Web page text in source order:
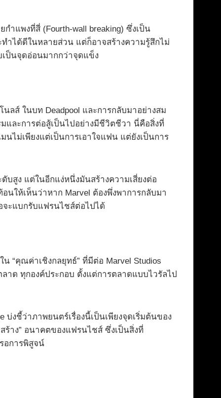
ำแพงที่สี่ (Fourth-wall breaking) ซึ่งเป็น
ำได้ดีในหลายส่วน แต่ก็อาจสร้างความรู้สึกไม่
เป็นจุดอ่อนมากกว่าจุดแข็ง
ลส์ ในบท Deadpool และการกลับมาอย่างสม
และการต่อสู้เป็นไปอย่างมีชีวิตชีวา นี่คือสิ่งที่
ไม่เพียงแต่เป็นการเอาใจแฟน แต่ยังเป็นการ
บสูง แต่ในอีกแง่หนึ่งมันสร้างความเสี่ยงต่อ
ให้เห็นว่าหาก Marvel ต้องพึ่งพาการกลับมา
จะแบกรับแฟรนไชส์ต่อไปได้
“คุณค่าเชิงกลยุทธ์” ที่มีต่อ Marvel Studios
ด ทุกองค์ประกอบ ตั้งแต่การตลาดแบบไวรัลไป
งชี้ว่าภาพยนตร์เรื่องนี้เป็นเพียงจุดเริ่มต้นของ
าง” อนาคตของแฟรนไชส์ ซึ่งเป็นสิ่งที่
อการพิสูจน์